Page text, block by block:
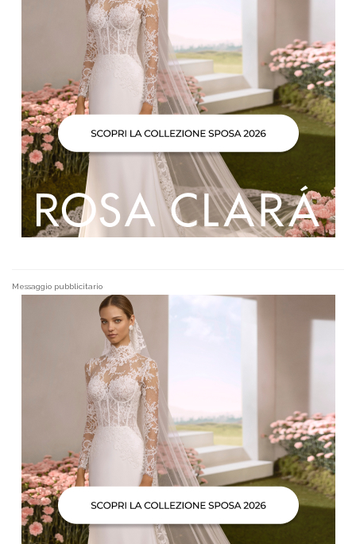
Messaggio pubblicitario